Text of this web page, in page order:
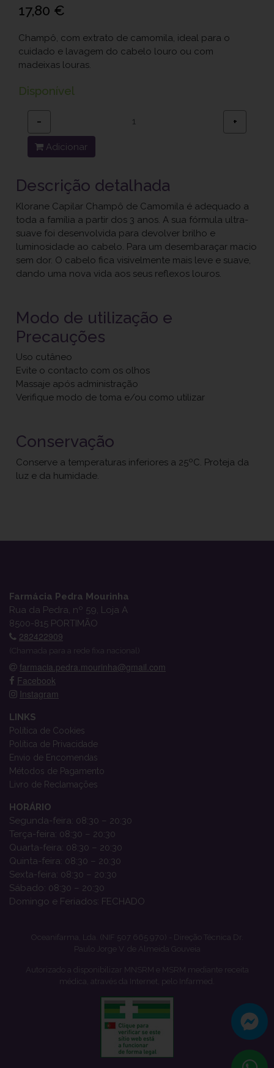
17,80 €
Champô, com extrato de camomila, ideal para o
cuidado e lavagem do cabelo louro ou com
madeixas louras.
Disponível
− +
Adicionar
Descrição detalhada
Klorane Capilar Champô de Camomila é adequado a
toda a família a partir dos 3 anos. A sua fórmula ultra-
suave foi desenvolvida para devolver brilho e
luminosidade ao cabelo. Para um desembaraçar macio
sem dor. O cabelo fica visivelmente mais leve e suave,
dando uma nova vida aos seus reflexos louros.
Modo de utilização e
Precauções
Uso cutâneo
Evite o contacto com os olhos
Massaje após administração
Verifique modo de toma e/ou como utilizar
Conservação
Conserve a temperaturas inferiores a 25ºC. Proteja da
luz e da humidade.
Farmácia Pedra Mourinha
Rua da Pedra, nº 59, Loja A
8500-815 PORTIMÃO
282422909
(Chamada para a rede fixa nacional)
farmacia.pedra.mourinha@gmail.com
Facebook
Instagram
LINKS
Política de Cookies
Política de Privacidade
Envio de Encomendas
Métodos de Pagamento
Livro de Reclamações
HORÁRIO
Segunda-feira: 08:30 – 20:30
Terça-feira: 08:30 – 20:30
Quarta-feira: 08:30 – 20:30
Quinta-feira: 08:30 – 20:30
Sexta-feira: 08:30 – 20:30
Sábado: 08:30 – 20:30
Domingo e Feriados: FECHADO
Oceanifarma, Lda. (NIF 507 665 970) - Direção Técnica Dr.
Paulo Jorge V. de Almeida Gouveia
Autorizado a disponibilizar MNSRM e MSRM mediante receita
médica, através da Internet, pelo Infarmed.